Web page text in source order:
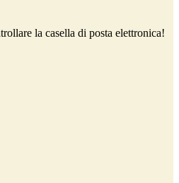
la casella di posta elettronica!